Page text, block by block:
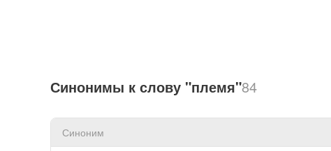
Синонимы к слову "племя"84
Синоним